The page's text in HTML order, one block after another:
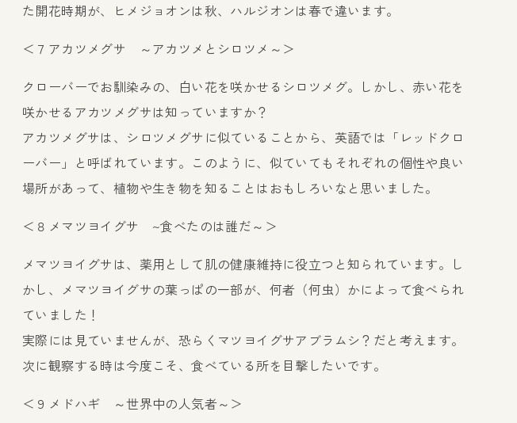
た開花時期が、ヒメジョオンは秋、ハルジオンは春で違います。
＜７アカツメグサ ～アカツメとシロツメ～＞
クローバーでお馴染みの、白い花を咲かせるシロツメグ。しかし、赤い花を
咲かせるアカツメグサは知っていますか？
アカツメグサは、シロツメグサに似ていることから、英語では「レッドクロ
ーバー」と呼ばれています。このように、似ていてもそれぞれの個性や良い
場所があって、植物や生き物を知ることはおもしろいなと思いました。
＜８メマツヨイグサ ~食べたのは誰だ～＞
メマツヨイグサは、薬用として肌の健康維持に役立つと知られています。し
かし、メマツヨイグサの葉っぱの一部が、何者（何虫）かによって食べられ
ていました！
実際には見ていませんが、恐らくマツヨイグサアブラムシ？だと考えます。
次に観察する時は今度こそ、食べている所を目撃したいです。
＜９メドハギ ～世界中の人気者～＞